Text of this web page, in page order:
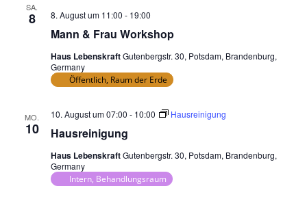
SA.
8
Mann & Frau Workshop
8. August um 11:00 - 19:00
Haus LebenskraftGutenbergstr. 30, Potsdam, Brandenburg,
Germany
Öffentlich, Raum der Erde
MO.
10 Hausreinigung
10. August um 07:00 - 10:00 Hausreinigung
Haus LebenskraftGutenbergstr. 30, Potsdam, Brandenburg,
Germany
Intern, Behandlungsraum